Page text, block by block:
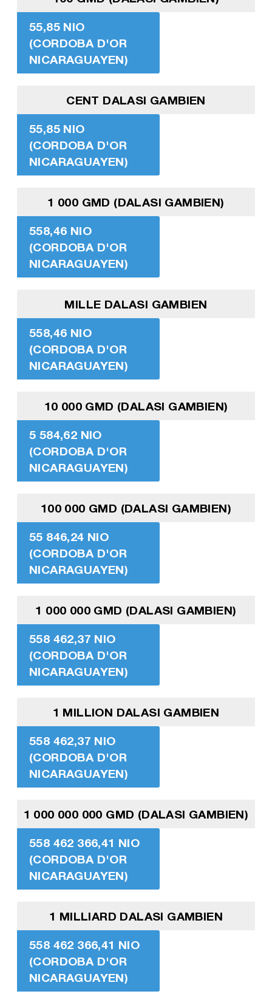
55,85 NIO
(CORDOBA D'OR
NICARAGUAYEN)
CENT DALASI GAMBIEN
55,85 NIO
(CORDOBA D'OR
NICARAGUAYEN)
1 000 GMD (DALASI GAMBIEN)
558,46 NIO
(CORDOBA D'OR
NICARAGUAYEN)
MILLE DALASI GAMBIEN
558,46 NIO
(CORDOBA D'OR
NICARAGUAYEN)
10 000 GMD (DALASI GAMBIEN)
5 584,62 NIO
(CORDOBA D'OR
NICARAGUAYEN)
100 000 GMD (DALASI GAMBIEN)
55 846,24 NIO
(CORDOBA D'OR
NICARAGUAYEN)
1 000 000 GMD (DALASI GAMBIEN)
558 462,37 NIO
(CORDOBA D'OR
NICARAGUAYEN)
1 MILLION DALASI GAMBIEN
558 462,37 NIO
(CORDOBA D'OR
NICARAGUAYEN)
1 000 000 000 GMD (DALASI GAMBIEN)
558 462 366,41 NIO
(CORDOBA D'OR
NICARAGUAYEN)
1 MILLIARD DALASI GAMBIEN
558 462 366,41 NIO
(CORDOBA D'OR
NICARAGUAYEN)